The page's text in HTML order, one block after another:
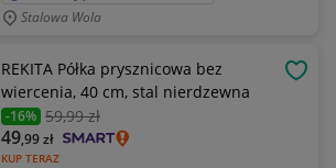
Stalowa Wola
REKITA Półka prysznicowa bez
wiercenia, 40 cm, stal nierdzewna
-16% 59,99 zł
KUP TERAZ
49,99zł